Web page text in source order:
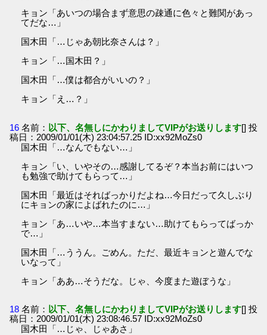
キョン「あいつの場合まず意思の疎通に色々と難関があっ
てだな…」
国木田「…じゃあ朝比奈さんは？」
キョン「…国木田？」
国木田「…僕は都合がいいの？」
キョン「え…？」
16 名前： 以下、名無しにかわりましてVIPがお送りします[] 投
稿日：2009/01/01(木) 23:04:57.25 ID:xx92MoZs0
国木田「…なんでもない…」
キョン「い、いやその…感謝してるぞ？本当お前にはいつ
も勉強で助けてもらって…」
国木田「最近はそればっかりだよね…今日だって久しぶり
にキョンの家によばれたのに…」
キョン「あ…いや…本当すまない…助けてもらってばっか
で…」
国木田「…ううん。ごめん。ただ、最近キョンと遊んでな
いなって」
キョン「ああ…そうだな。じゃ、今度また遊ぼうな」
18 名前： 以下、名無しにかわりましてVIPがお送りします[] 投
稿日：2009/01/01(木) 23:08:46.57 ID:xx92MoZs0
国木田「…じゃ、じゃあさ」